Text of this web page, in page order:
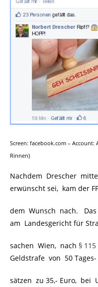
Screen: facebook.com – Account:
Rinnen)
Nachdem Drescher
erwünscht sei, kam der
dem Wunsch nach.
am Landesgericht für
sachen Wien, nach §
Geldstrafe von 50 Tages-
sätzen zu 35,- Euro, bei